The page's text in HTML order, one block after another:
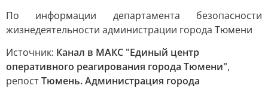
По информации департамента безопасности
жизнедеятельности администрации города Тюмени
Источник: Канал в МАКС "Единый центр
оперативного реагирования города Тюмени",
репостТюмень. Администрация города